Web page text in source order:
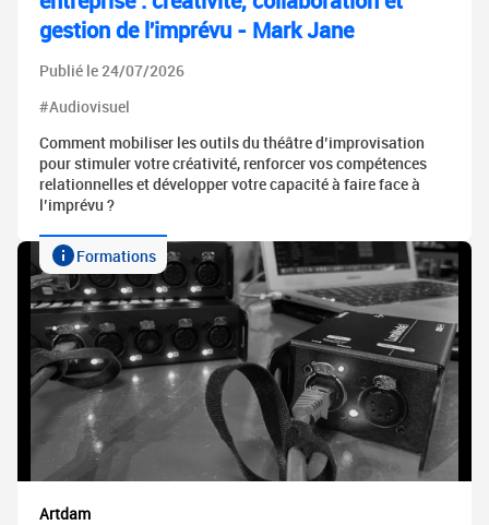
gestion de l'imprévu - Mark Jane
Publié le 24/07/2026
#Audiovisuel
Comment mobiliser les outils du théâtre d’improvisation
pour stimuler votre créativité, renforcer vos compétences
relationnelles et développer votre capacité à faire face à
l’imprévu ?
Formations
Artdam